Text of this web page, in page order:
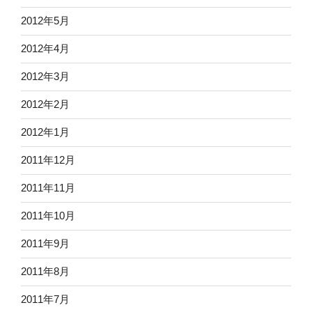
2012年5月
2012年4月
2012年3月
2012年2月
2012年1月
2011年12月
2011年11月
2011年10月
2011年9月
2011年8月
2011年7月